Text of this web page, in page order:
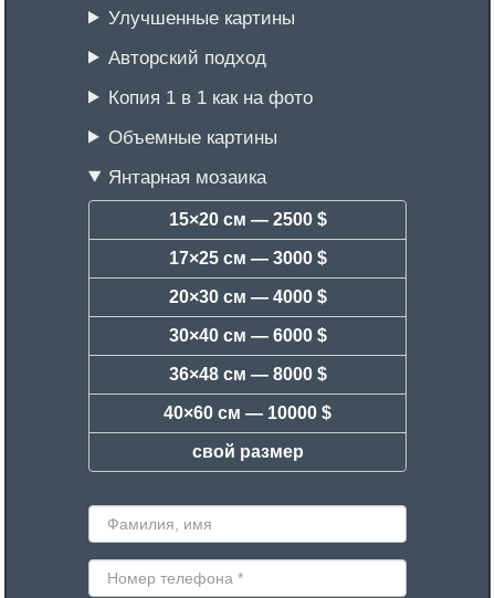
Улучшенные картины
Авторский подход
Копия 1 в 1 как на фото
Объемные картины
Янтарная мозаика
15×20 см — 2500 $
17×25 см — 3000 $
20×30 см — 4000 $
30×40 см — 6000 $
36×48 см — 8000 $
40×60 см — 10000 $
свой размер